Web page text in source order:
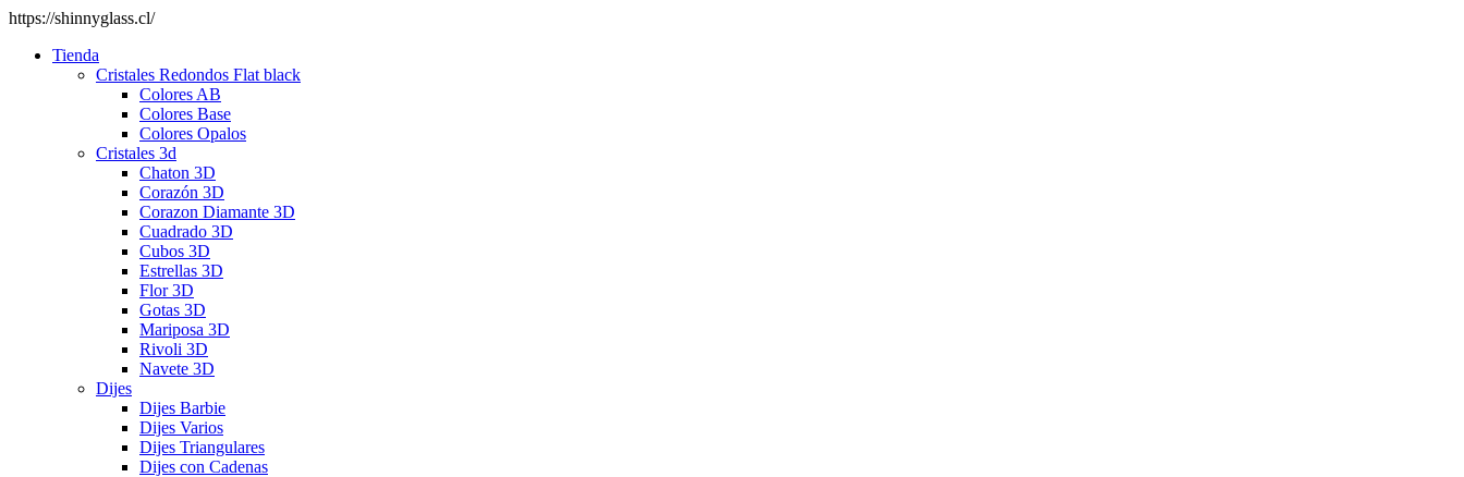
https://shinnyglass.cl/
Tienda
Cristales Redondos Flat black
Colores AB
Colores Base
Colores Opalos
Cristales 3d
Chaton 3D
Corazón 3D
Corazon Diamante 3D
Cuadrado 3D
Cubos 3D
Estrellas 3D
Flor 3D
Gotas 3D
Mariposa 3D
Rivoli 3D
Navete 3D
Dijes
Dijes Barbie
Dijes Varios
Dijes Triangulares
Dijes con Cadenas